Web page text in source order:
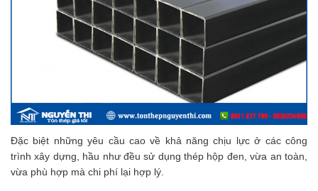
Đặc biệt những yêu cầu cao về khả năng chịu lực ở các công
trình xây dựng, hầu như đều sử dụng thép hộp đen, vừa an toàn,
vừa phù hợp mà chi phí lại hợp lý.